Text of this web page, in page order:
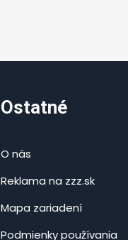
Ostatné
O nás
Reklama na zzz.sk
Mapa zariadení
Podmienky používania